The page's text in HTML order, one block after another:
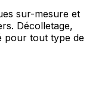
sur-mesure et
Décolletage,
pour tout type de